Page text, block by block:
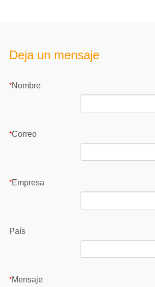
Deja un mensaje
*Nombre
*Correo
*Empresa
País
*Mensaje